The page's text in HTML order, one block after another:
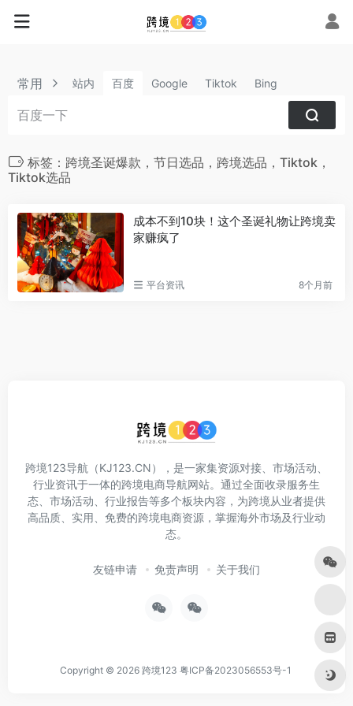
常用 站内 百度 Google Tiktok Bing
标签：跨境圣诞爆款，节日选品，跨境选品，Tiktok，
Tiktok选品
成本不到10块！这个圣诞礼物让跨境卖
家赚疯了
平台资讯 8个月前
跨境123导航（KJ123.CN），是一家集资源对接、市场活动、
行业资讯于一体的跨境电商导航网站。通过全面收录服务生
态、市场活动、行业报告等多个板块内容，为跨境从业者提供
高品质、实用、免费的跨境电商资源，掌握海外市场及行业动
态。
友链申请 免责声明 关于我们
Copyright © 2026 跨境123 粤ICP备2023056553号-1